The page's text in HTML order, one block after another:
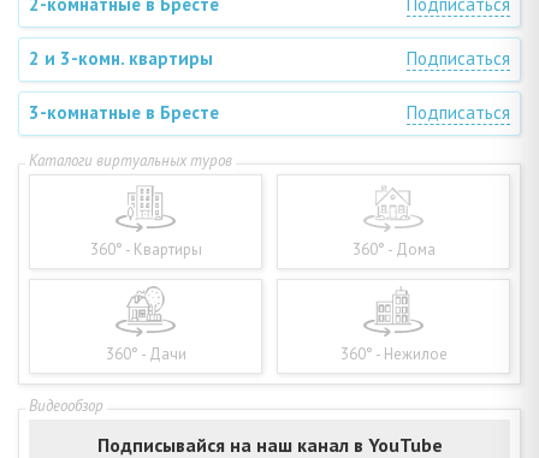
2-комнатные в Бресте Подписаться
2 и 3-комн. квартиры Подписаться
3-комнатные в Бресте Подписаться
360° - Квартиры 360° - Дома
360° - Дачи 360° - Нежилое
Подписывайся на наш канал в YouTube